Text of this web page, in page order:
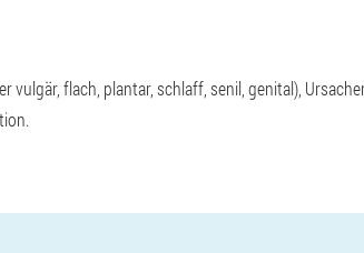
vulgär, flach, plantar, schlaff, senil, genital),